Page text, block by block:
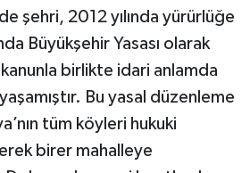
şehri, 2012 yılında yürürlüğe
Büyükşehir Yasası olarak
kanunla birlikte idari anlamda
Bu yasal düzenleme
tüm köyleri hukuki
birer mahalleye